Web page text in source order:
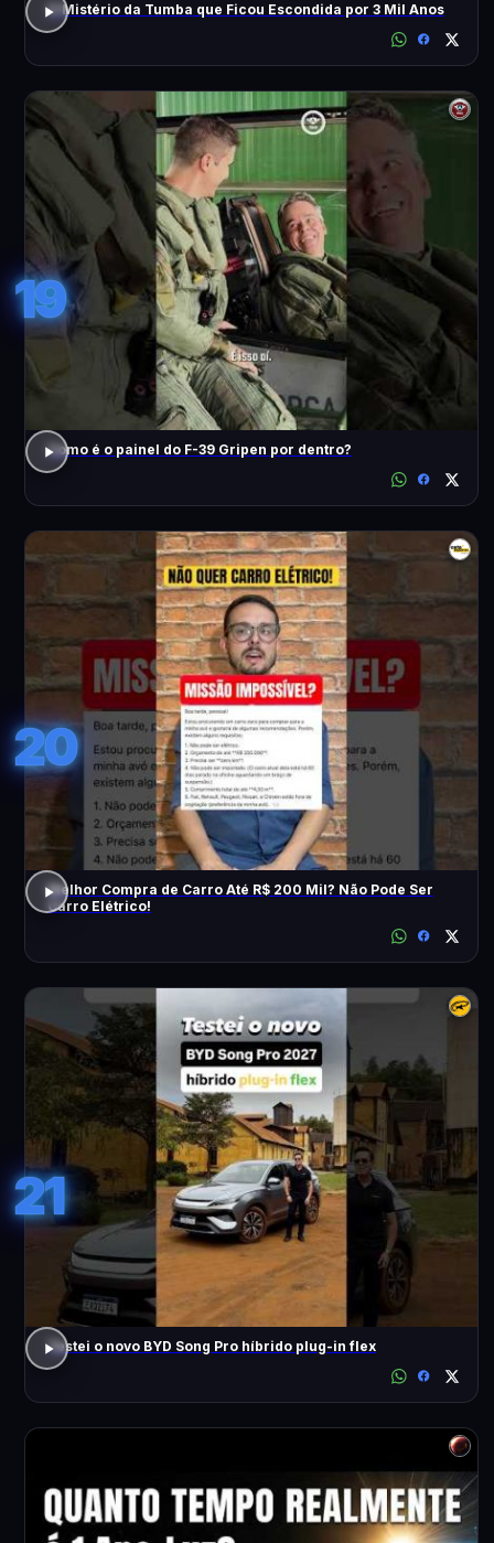
O Mistério da Tumba que Ficou Escondida por 3 Mil Anos
19
Como é o painel do F-39 Gripen por dentro?
20
Melhor Compra de Carro Até R$ 200 Mil? Não Pode Ser
Carro Elétrico!
21
Testei o novo BYD Song Pro híbrido plug-in flex